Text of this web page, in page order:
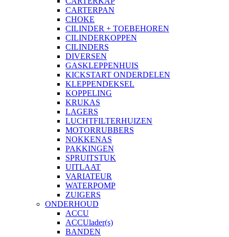
CARTERPAN
CHOKE
CILINDER + TOEBEHOREN
CILINDERKOPPEN
CILINDERS
DIVERSEN
GASKLEPPENHUIS
KICKSTART ONDERDELEN
KLEPPENDEKSEL
KOPPELING
KRUKAS
LAGERS
LUCHTFILTERHUIZEN
MOTORRUBBERS
NOKKENAS
PAKKINGEN
SPRUITSTUK
UITLAAT
VARIATEUR
WATERPOMP
ZUIGERS
ONDERHOUD
ACCU
ACCUlader(s)
BANDEN